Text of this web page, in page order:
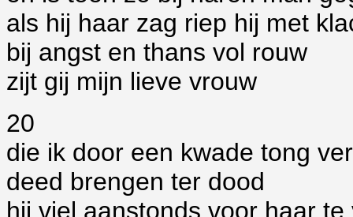
als hij haar zag riep hij met
bij angst en thans vol rouw
zijt gij mijn lieve vrouw
20
die ik door een kwade tong
deed brengen ter dood
hij viel aanstonds voor haar te